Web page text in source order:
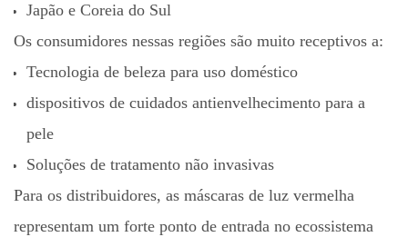
Japão e Coreia do Sul
Os consumidores nessas regiões são muito receptivos a:
Tecnologia de beleza para uso doméstico
dispositivos de cuidados antienvelhecimento para a
pele
Soluções de tratamento não invasivas
Para os distribuidores, as máscaras de luz vermelha
representam um forte ponto de entrada no ecossistema